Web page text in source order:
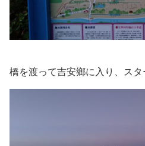
橋を渡って吉安鄉に入り、ス